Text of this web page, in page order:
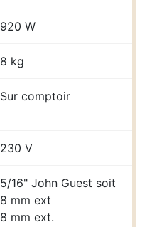
920 W
8 kg
Sur comptoir
230 V
5/16" John Guest soit
8 mm ext
8 mm ext.